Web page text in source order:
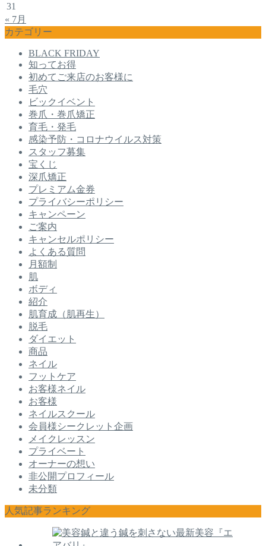
31
« 7月
カテゴリー
BLACK FRIDAY
知ってお得
初めてご来店のお客様に
毛穴
ビックイベント
巻爪・巻爪矯正
育毛・発毛
感染予防・コロナウイルス対策
スタッフ募集
宝くじ
深爪矯正
プレミアム金券
プライバシーポリシー
キャンペーン
ご案内
キャンセルポリシー
よくある質問
月額制
肌
ボディ
紹介
肌育成（肌再生）
脱毛
ダイエット
商品
ネイル
フットケア
お客様ネイル
お客様
ネイルスクール
会員様シークレット企画
メイクレッスン
プライベート
オーナーの想い
非公開プロフィール
未分類
人気記事ランキング